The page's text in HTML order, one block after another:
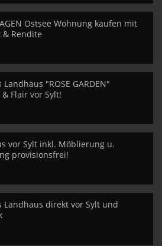
Ostsee Wohnung kaufen mit
Rendite
Landhaus "ROSE GARDEN"
Flair vor Sylt!
vor Sylt inkl. Möblierung u.
provisionsfrei!
Landhaus direkt vor Sylt und